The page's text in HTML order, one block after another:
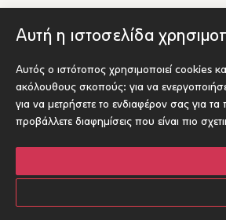
Αυτή η ιστοσελίδα
Αυτός ο ιστότοπος χρησιμοποιεί cookies
ακόλουθους σκοπούς: για να
για να μετρήσετε το ενδιαφέρον σας για τα
προβάλλετε διαφημίσεις που είναι πιο